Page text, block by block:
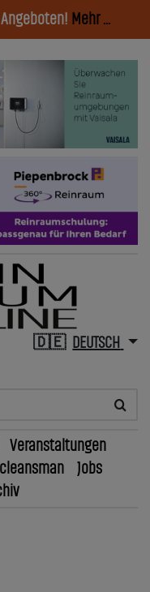
Angeboten! Mehr ...
DEUTSCH
Veranstaltungen
cleansman
Jobs